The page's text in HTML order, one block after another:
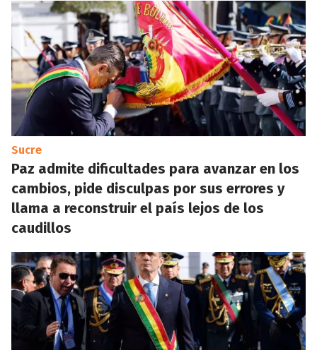
Sucre
Paz admite dificultades para avanzar en los
cambios, pide disculpas por sus errores y
llama a reconstruir el país lejos de los
caudillos